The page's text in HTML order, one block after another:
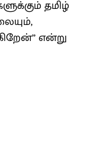
தமிழ்
என்று